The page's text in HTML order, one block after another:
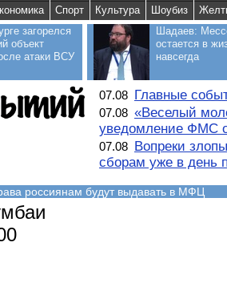
Спорт Культура Шоубиз
загорелся
объект
атаки ВСУ
Шадаев:
остается в
навсегда
07.08 Главные
07.08 «Веселый
уведомление ФМС
07.08 Вопреки
сборам уже в день
россиянам будут выдавать в МФЦ